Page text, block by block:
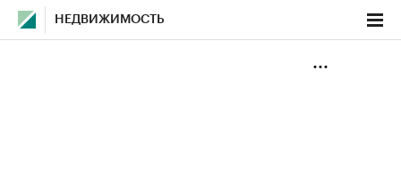
НЕДВИЖИМОСТЬ